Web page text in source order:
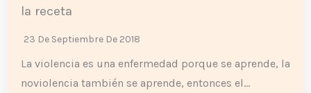
la receta
23 De Septiembre De 2018
La violencia es una enfermedad porque se aprende, la
noviolencia también se aprende, entonces el…